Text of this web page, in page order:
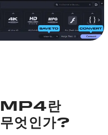
MP4란
무엇인가?